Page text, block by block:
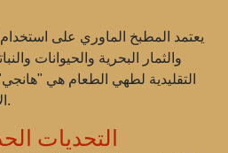
يعتمد المطبخ الماوري على
والثمار البحرية والحيوانات
التقليدية لطهي الطعام هي
الأرض، مما يمنحه نكهة فريدة.
التحديات